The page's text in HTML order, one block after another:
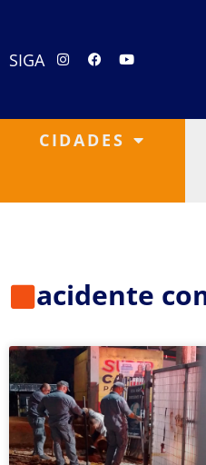
SIGA
CIDADES
acidente